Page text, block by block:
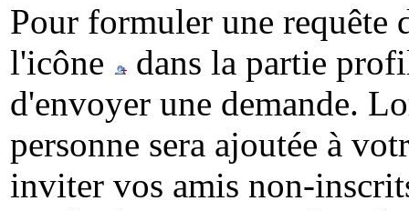
Pour formuler une
l'icône
dans la partie
d'envoyer une demande.
personne sera ajoutée à
inviter vos amis non-